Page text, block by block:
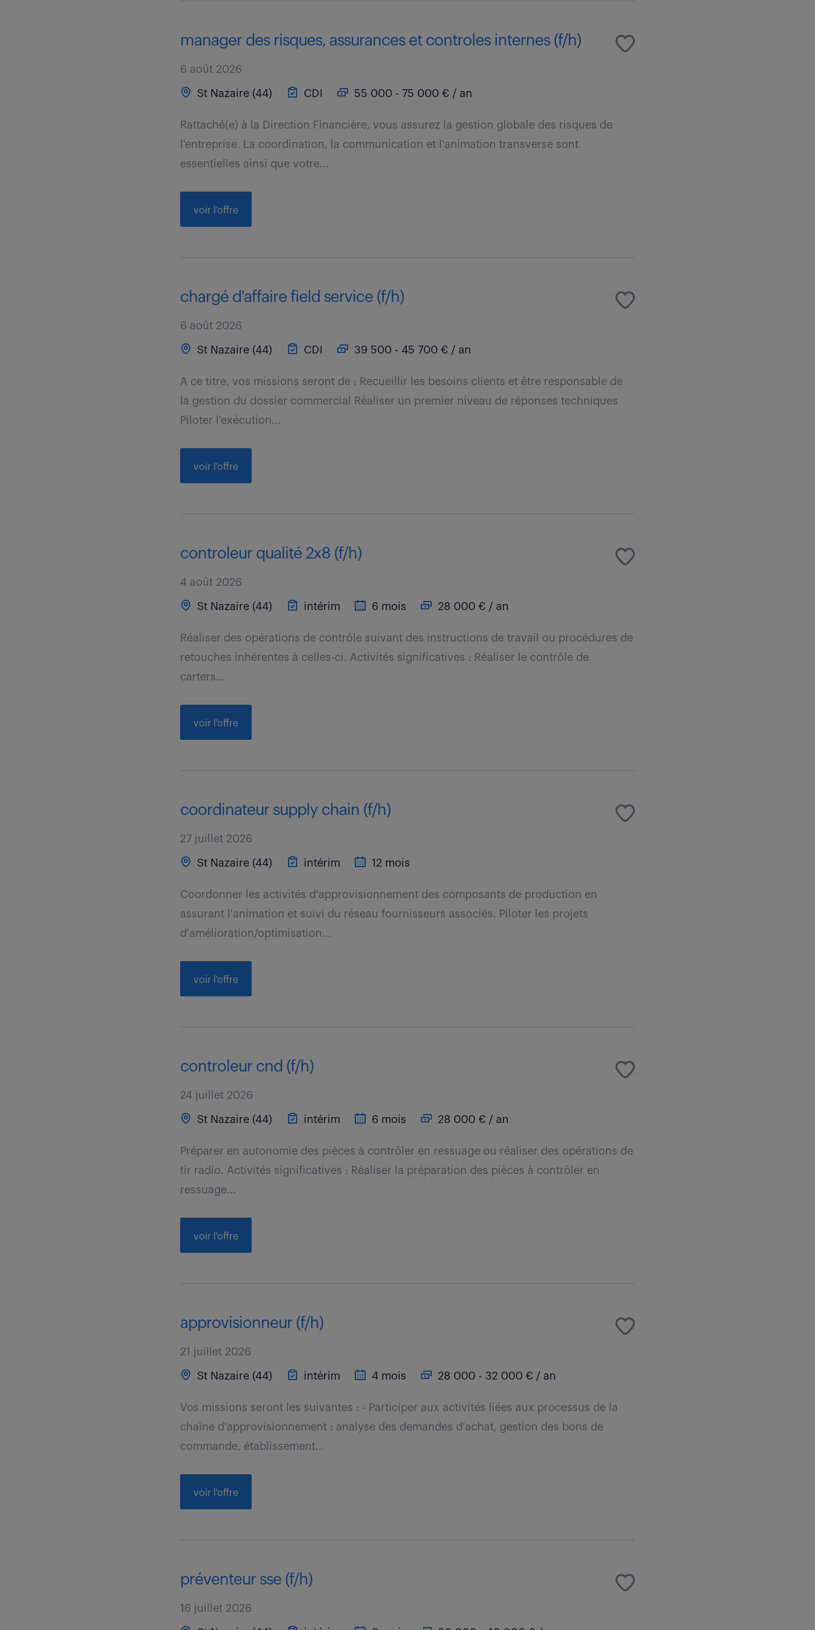
manager des risques, assurances et controles internes (f/h)
6 août 2026
St Nazaire (44) CDI 55 000 - 75 000 € / an
Rattaché(e) à la Direction Financière, vous assurez la gestion globale des risques de
l'entreprise. La coordination, la communication et l'animation transverse sont
essentielles ainsi que votre...
voir l'offre
chargé d'affaire field service (f/h)
6 août 2026
St Nazaire (44) CDI 39 500 - 45 700 € / an
A ce titre, vos missions seront de : Recueillir les besoins clients et être responsable de
la gestion du dossier commercial Réaliser un premier niveau de réponses techniques
Piloter l'exécution...
voir l'offre
controleur qualité 2x8 (f/h)
4 août 2026
St Nazaire (44) intérim 6 mois 28 000 € / an
Réaliser des opérations de contrôle suivant des instructions de travail ou procédures de
retouches inhérentes à celles-ci. Activités significatives : Réaliser le contrôle de
carters...
voir l'offre
coordinateur supply chain (f/h)
27 juillet 2026
St Nazaire (44) intérim 12 mois
Coordonner les activités d'approvisionnement des composants de production en
assurant l'animation et suivi du réseau fournisseurs associés. Piloter les projets
d'amélioration/optimisation...
voir l'offre
controleur cnd (f/h)
24 juillet 2026
St Nazaire (44) intérim 6 mois 28 000 € / an
Préparer en autonomie des pièces à contrôler en ressuage ou réaliser des opérations de
tir radio. Activités significatives : Réaliser la préparation des pièces à contrôler en
ressuage...
voir l'offre
approvisionneur (f/h)
21 juillet 2026
St Nazaire (44) intérim 4 mois 28 000 - 32 000 € / an
Vos missions seront les suivantes : - Participer aux activités liées aux processus de la
chaîne d'approvisionnement : analyse des demandes d'achat, gestion des bons de
commande, établissement...
voir l'offre
préventeur sse (f/h)
16 juillet 2026